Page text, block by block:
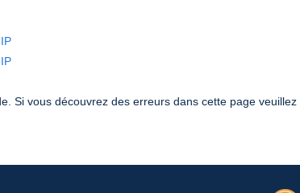
Si vous découvrez des erreurs dans cette page